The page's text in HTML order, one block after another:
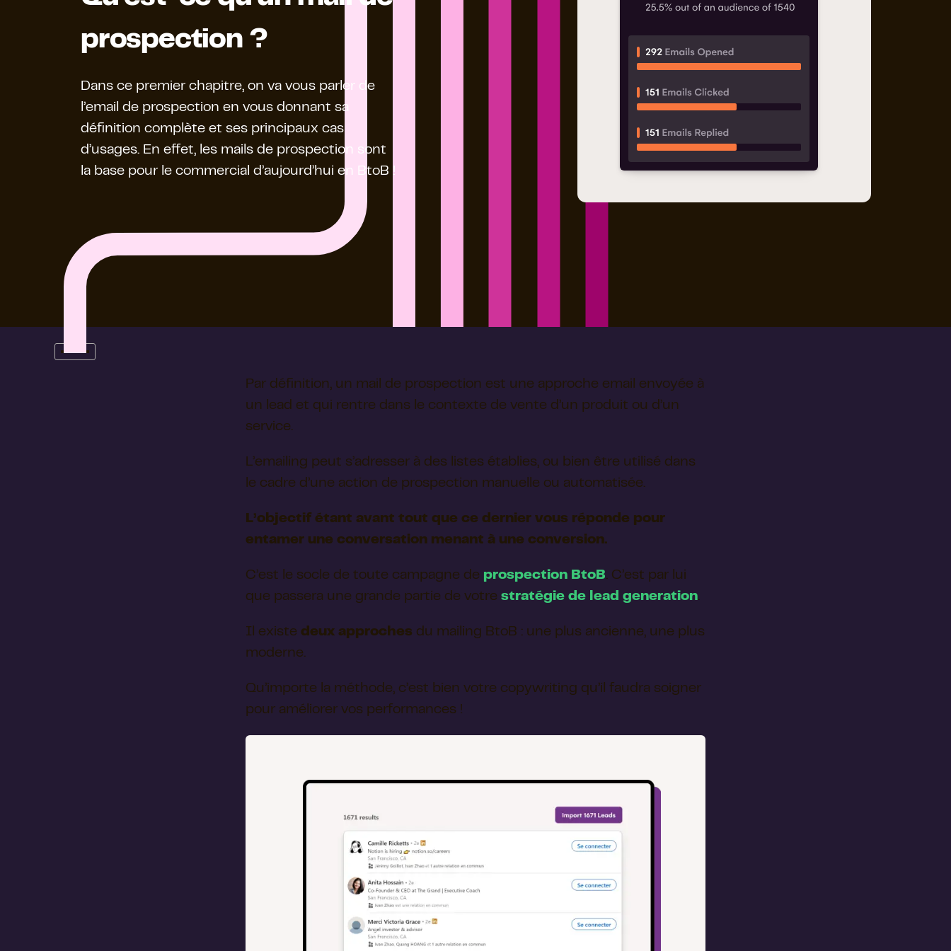
prospection ?
Dans ce premier chapitre, on va vous parler de
l’email de prospection en vous donnant sa
définition complète et ses principaux cas
d’usages. En effet, les mails de prospection sont
la base pour le commercial d’aujourd’hui en BtoB !
Par définition, un mail de prospection est une approche email envoyée à
un lead et qui rentre dans le contexte de vente d’un produit ou d’un
service.
L’emailing peut s’adresser à des listes établies, ou bien être utilisé dans
le cadre d’une action de prospection manuelle ou automatisée.
L’objectif étant avant tout que ce dernier vous réponde pour
entamer une conversation menant à une conversion.
C’est le socle de toute campagne de prospection BtoB. C’est par lui
que passera une grande partie de votre stratégie de lead generation.
Il existe deux approches du mailing BtoB : une plus ancienne, une plus
moderne.
Qu’importe la méthode, c’est bien votre copywriting qu’il faudra soigner
pour améliorer vos performances !